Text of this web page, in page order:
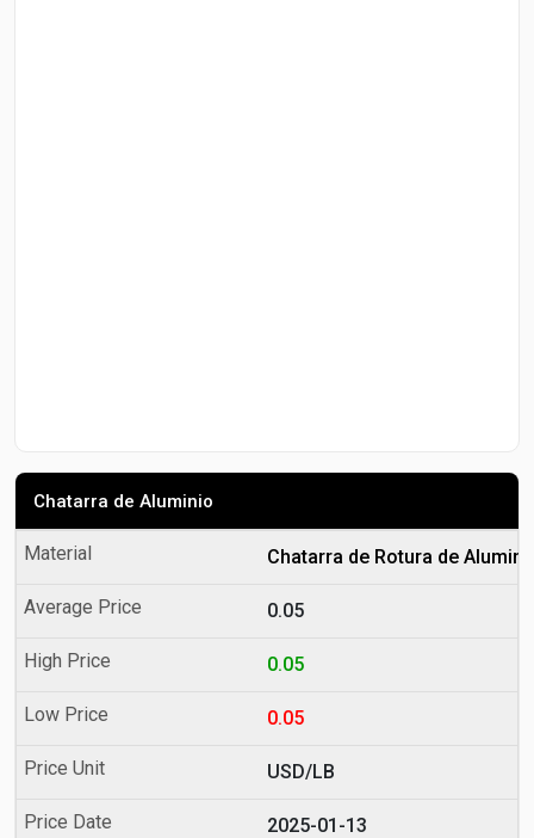
Chatarra de Aluminio
Chatarra de Rotura de
0.05
0.05
0.05
USD/LB
2025-01-13